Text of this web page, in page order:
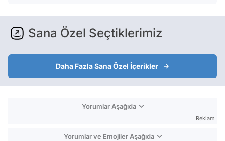
Sana Özel Seçtiklerimiz
Daha Fazla Sana Özel İçerikler
Yorumlar Aşağıda
Reklam
Yorumlar ve Emojiler Aşağıda